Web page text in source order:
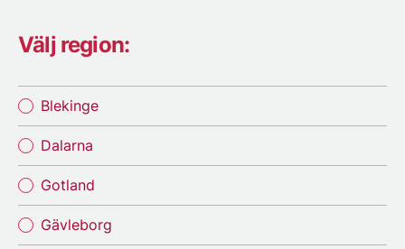
Välj region:
Blekinge
Dalarna
Gotland
Gävleborg